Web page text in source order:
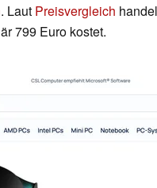
. Laut Preisvergleich
799 Euro kostet.